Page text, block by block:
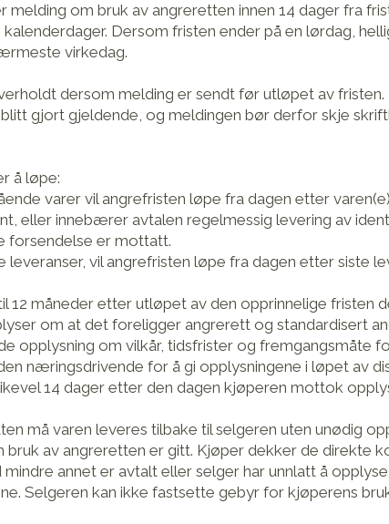
melding om bruk av angreretten innen 14 dager fra
Dersom fristen ender på en lørdag,
virkedag.
dersom melding er sendt før utløpet av
gjort gjeldende, og meldingen bør derfor skje
å løpe:
varer vil angrefristen løpe fra dagen etter
eller innebærer avtalen regelmessig levering av
forsendelse er mottatt.
leveranser, vil angrefristen løpe fra dagen etter siste
12 måneder etter utløpet av den opprinnelige fristen
om at det foreligger angrerett og standardisert
opplysning om vilkår, tidsfrister og fremgangsmåte
næringsdrivende for å gi opplysningene i løpet av
14 dager etter den dagen kjøperen mottok
må varen leveres tilbake til selgeren uten unødig
bruk av angreretten er gitt. Kjøper dekker de direkte
annet er avtalt eller selger har unnlatt å
Selgeren kan ikke fastsette gebyr for kjøperens